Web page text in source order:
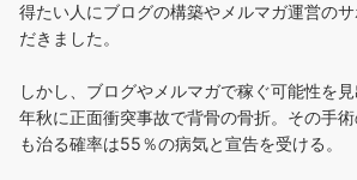
得たい人にブログの構築やメルマガ運営の
だきました。
しかし、ブログやメルマガで稼ぐ可能性を
年秋に正面衝突事故で背骨の骨折。その手
も治る確率は55％の病気と宣告を受ける。